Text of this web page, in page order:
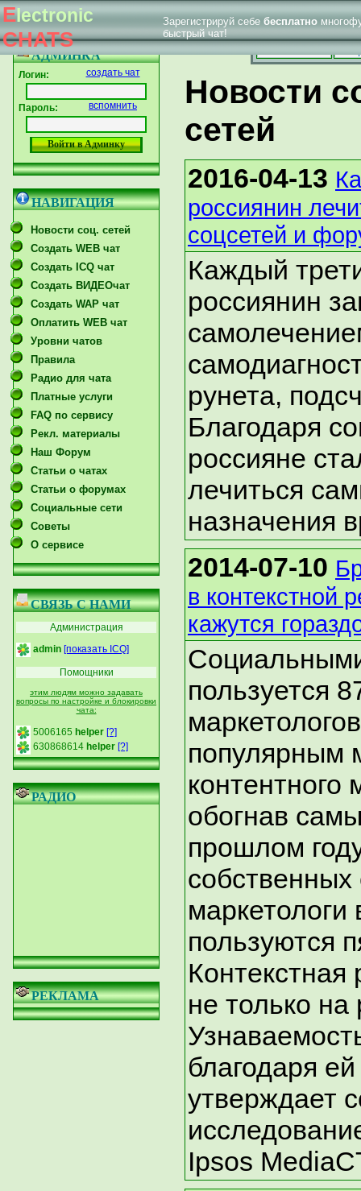
Electronic
CHATS
Зарегистрируй себе бесплатно
быстрый чат!
Главная страница| Форум тех. поддержки Впервые у
АДМИНКА
Логин: создать чат
Пароль: вспомнить
НАВИГАЦИЯ
Новости соц. сетей
Создать WEB чат
Создать ICQ чат
Создать ВИДЕОчат
Создать WAP чат
Оплатить WEB чат
Уровни чатов
Правила
Радио для чата
Платные услуги
FAQ по сервису
Рекл. материалы
Наш Форум
Статьи о чатах
Статьи о форумах
Социальные сети
Советы
О сервисе
СВЯЗЬ С НАМИ
Администрация
admin [показать ICQ]
Помощники
этим людям можно задавать
вопросы по настройке и блокировки
чата:
5006165 helper [?]
630868614 helper [?]
РАДИО
РЕКЛАМА
Новости
сетей
2016-04-13
россиянин
соцсетей и
Каждый
россиянин
рунета,
Благодаря
россияне
лечиться
назначения
2014-07-10
в контекстной
кажутся
пользуется
популярным
контентного
обогнав
прошлом
маркетологи
пользуются
Контекстная
не только
благодаря
утверждает
Ipsos